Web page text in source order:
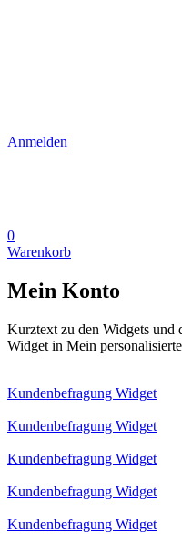
Anmelden
0
Warenkorb
Mein Konto
Kurztext zu den Widgets und
Widget in Mein
Kundenbefragung Widget
Kundenbefragung Widget
Kundenbefragung Widget
Kundenbefragung Widget
Kundenbefragung Widget